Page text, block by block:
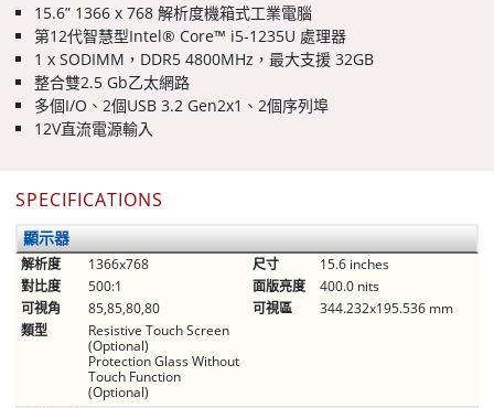
15.6” 1366 x 768 解析度機箱式工業電腦
第12代智慧型Intel® Core™ i5-1235U 處理器
1 x SODIMM，DDR5 4800MHz，最大支援 32GB
整合雙2.5 Gb乙太網路
多個I/O、2個USB 3.2 Gen2x1、2個序列埠
12V直流電源輸入
SPECIFICATIONS
顯示器
解析度 1366x768 尺寸
15.6 inches
對比度
500:1 面版亮度
400.0 nits
可視角
85,85,80,80 可視區
344.232x195.536 mm
類型
Resistive Touch Screen
(Optional)
Protection Glass Without
Touch Function
(Optional)